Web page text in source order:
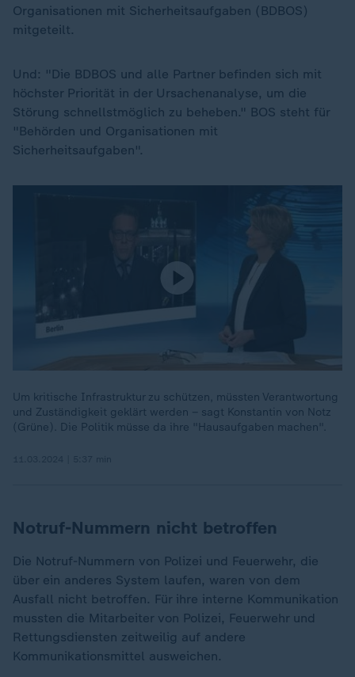
Organisationen mit Sicherheitsaufgaben (BDBOS)
mitgeteilt.
Und: "Die BDBOS und alle Partner befinden sich mit
höchster Priorität in der Ursachenanalyse, um die
Störung schnellstmöglich zu beheben." BOS steht für
"Behörden und Organisationen mit
Sicherheitsaufgaben".
Um kritische Infrastruktur zu schützen, müssten Verantwortung
und Zuständigkeit geklärt werden – sagt Konstantin von Notz
(Grüne). Die Politik müsse da ihre "Hausaufgaben machen".
Notruf-Nummern nicht betroffen
Die Notruf-Nummern von Polizei und Feuerwehr, die
über ein anderes System laufen, waren von dem
Ausfall nicht betroffen. Für ihre interne Kommunikation
mussten die Mitarbeiter von Polizei, Feuerwehr und
Rettungsdiensten zeitweilig auf andere
Kommunikationsmittel ausweichen.